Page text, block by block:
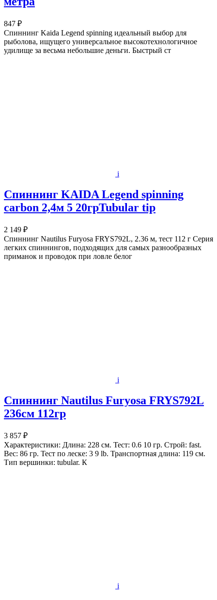
847 ₽
Спиннинг Kaida Legend spinning идеальный выбор для
рыболова, ищущего универсальное высокотехнологичное
удилище за весьма небольшие деньги. Быстрый ст
i
Спиннинг KAIDA Legend spinning
carbon 2,4м 5 20грTubular tip
2 149 ₽
Спиннинг Nautilus Furyosa FRYS792L, 2.36 м, тест 112 г Cерия
легких спиннингов, подходящих для самых разнообразных
приманок и проводок при ловле белог
i
Спиннинг Nautilus Furyosa FRYS792L
236см 112гр
3 857 ₽
Характеристики: Длина: 228 см. Тест: 0.6 10 гр. Строй: fast.
Вес: 86 гр. Тест по леске: 3 9 lb. Транспортная длина: 119 см.
Тип вершинки: tubular. К
i